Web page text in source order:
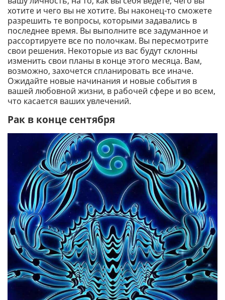
хотите и чего вы не хотите. Вы наконец-то сможете
разрешить те вопросы, которыми задавались в
последнее время. Вы выполните все задуманное и
рассортируете все по полочкам. Вы пересмотрите
свои решения. Некоторые из вас будут склонны
изменить свои планы в конце этого месяца. Вам,
возможно, захочется спланировать все иначе.
Ожидайте новые начинания и новые события в
вашей любовной жизни, в рабочей сфере и во всем,
что касается ваших увлечений.
Рак в конце сентября